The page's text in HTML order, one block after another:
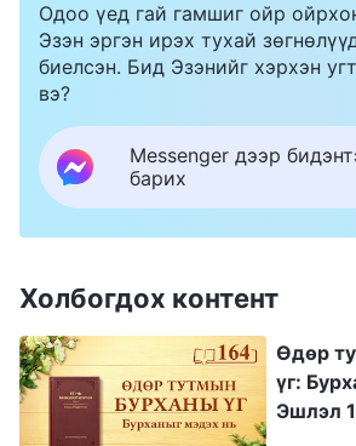
Одоо үед гай гамшиг ойр
Эзэн эргэн ирэх тухай
биелсэн. Бид Эзэнийг хэрхэн
вэ?
Messenger дээр
барих
Холбогдох контент
Өдөр
үг:
Эшлэл